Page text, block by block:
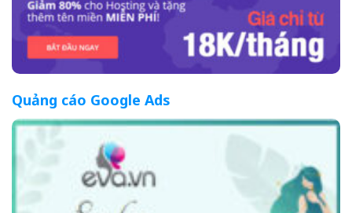
Quảng cáo Google Ads